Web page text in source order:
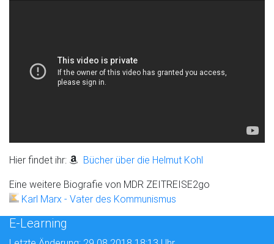
Hier findet ihr:
Bücher über die Helmut Kohl
Eine weitere Biografie von MDR ZEITREISE2go
Karl Marx - Vater des Kommunismus
E-Learning